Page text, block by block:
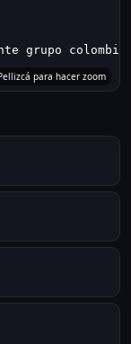
grupo
para hacer zoom